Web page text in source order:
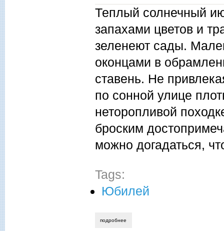
Теплый солнечный
запахами цветов и
зеленеют сады.
оконцами в
ставень. Не
по сонной улице
неторопливой
броским
можно догадаться,
Tags:
Юбилей
подробнее